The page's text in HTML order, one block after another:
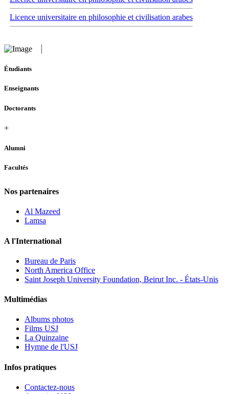
Licence universitaire en philosophie et civilisation arabes
Étudiants
Enseignants
Doctorants
+
Alumni
Facultés
Nos partenaires
Al Mazeed
Lamsa
A l'International
Bureau de Paris
North America Office
Saint Joseph University Foundation, Beirut Inc. - États-Unis
Multimédias
Albums photos
Films USJ
La Quinzaine
Hymne de l'USJ
Infos pratiques
Contactez-nous